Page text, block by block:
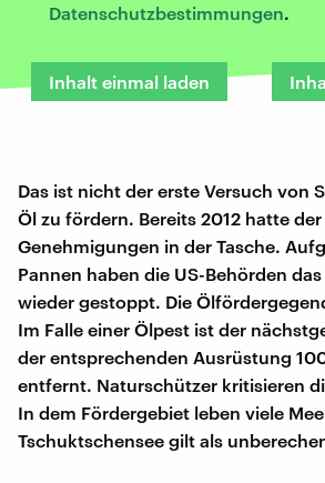
Datenschutzbestimmungen.
Inhalt einmal laden
Das ist nicht der erste Versuch von
Öl zu fördern. Bereits 2012 hatte
Genehmigungen in der Tasche.
Pannen haben die US-Behörden
wieder gestoppt. Die
Im Falle einer Ölpest ist der
der entsprechenden Ausrüstung
entfernt. Naturschützer kritisieren
In dem Fördergebiet leben viele
Tschuktschensee gilt als